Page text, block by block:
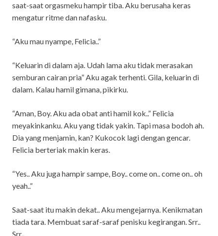
saat-saat orgasmeku hampir tiba. Aku berusaha keras
mengatur ritme dan nafasku.
“Aku mau nyampe, Felicia..”
“Keluarin di dalam aja. Udah lama aku tidak merasakan
semburan cairan pria” Aku agak terhenti. Gila, keluarin di
dalam. Kalau hamil gimana, pikirku.
“Aman, Boy. Aku ada obat anti hamil kok..” Felicia
meyakinkanku. Aku yang tidak yakin. Tapi masa bodoh ah.
Dia yang menjamin, kan? Kukocok lagi dengan gencar.
Felicia berteriak makin keras.
“Yes.. Aku juga hampir sampe, Boy.. come on.. come on.. oh
yeah..”
Saat-saat itu makin dekat.. Aku mengejarnya. Kenikmatan
tiada tara. Membuat saraf-saraf penisku kegirangan. Srr..
Srr..